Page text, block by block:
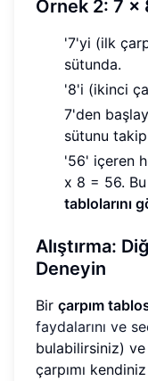
Örnek 2: 7 x
'7'yi (ilk
sütunda.
'8'i (ikinci
7'den
sütunu
'56' içeren
x 8 = 56.
tablolarını
Alıştırma:
Deneyin
Bir çarpım
faydalarını ve
bulabilirsiniz)
çarpımı